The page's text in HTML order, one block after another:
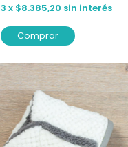
3 x $8.385,20 sin interés
Comprar